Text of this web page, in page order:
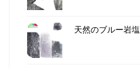
天然のブルー岩塩